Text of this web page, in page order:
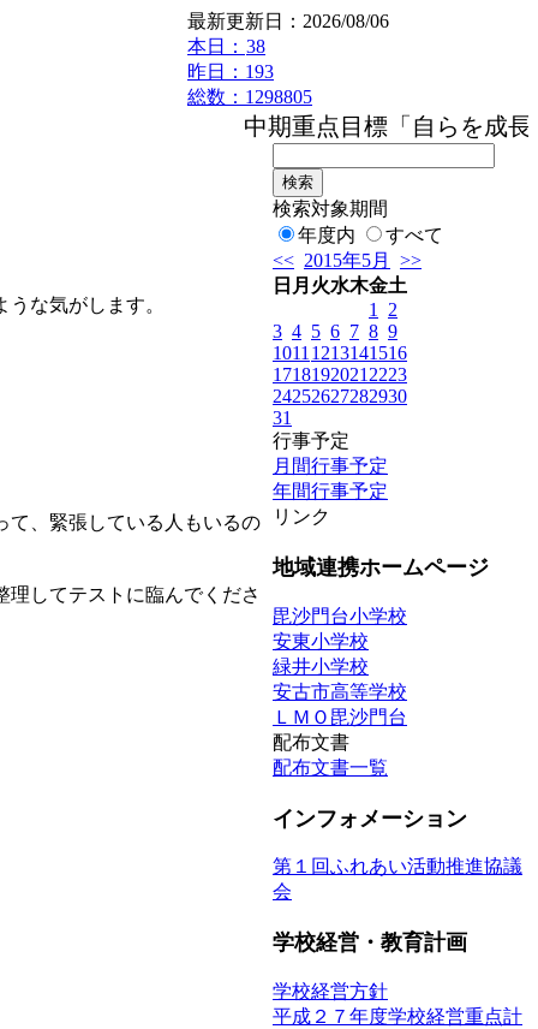
最新更新日：2026/08/06
本日： 38
昨日：193
総数：1298805
中期重点目標「自らを成長さ
な気がします。
て、緊張している人もいるの
してテストに臨んでくださ
検索対象期間
年度内
すべて
<< 2015年5月
>>
日 月 火水木金土
1
2
3 4 5 6 7 8 9
1011 1213141516
1718192021 2223
24252627282930
31
行事予定
月間行事予定
年間行事予定
リンク
地域連携ホームページ
毘沙門台小学校
安東小学校
緑井小学校
安古市高等学校
ＬＭＯ毘沙門台
配布文書
配布文書一覧
インフォメーション
第１回ふれあい活動推進協議
会
学校経営・教育計画
学校経営方針
平成２７年度学校経営重点計